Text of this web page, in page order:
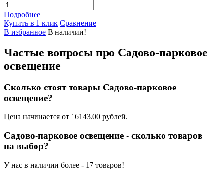
Подробнее
Купить в 1 клик Сравнение
В избранное В наличии!
Частые вопросы про Садово-парковое
освещение
Сколько стоят товары Садово-парковое
освещение?
Цена начинается от 16143.00 рублей.
Садово-парковое освещение - сколько товаров
на выбор?
У нас в наличии более - 17 товаров!